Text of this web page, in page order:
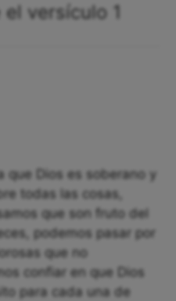
versículo 1
que Dios es soberano y
todas las cosas,
que son fruto del
podemos pasar por
que no
confiar en que Dios
para cada una de